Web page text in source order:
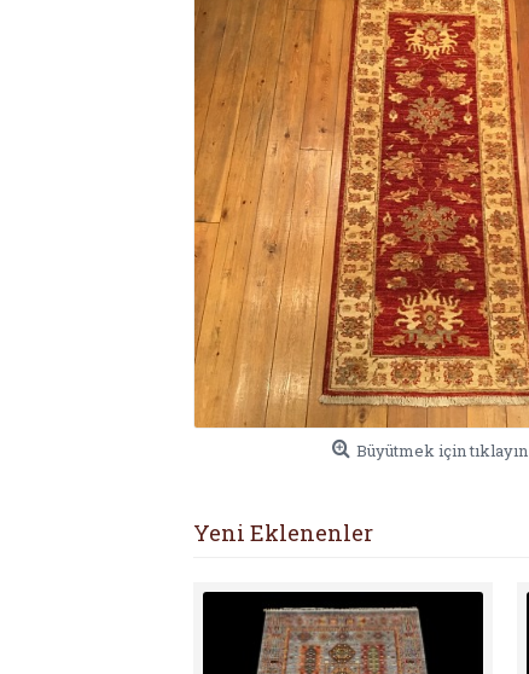
Büyütmek için tıklayın
Yeni Eklenenler